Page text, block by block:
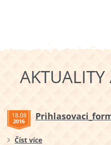
18.08
2016
Číst více